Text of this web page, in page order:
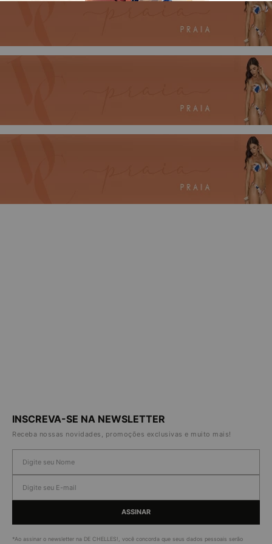
INSCREVA-SE NA NEWSLETTER
Receba nossas novidades, promoções exclusivas e muito mais!
ASSINAR
*Ao assinar o newsletter na DE CHELLES!, você concorda que seus dados pessoais serão